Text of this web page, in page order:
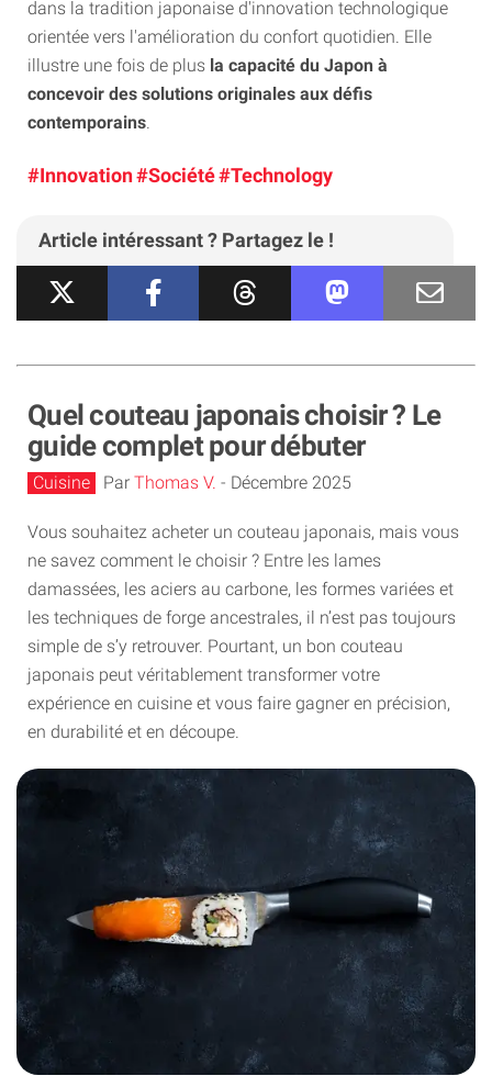
dans la tradition japonaise d'innovation technologique
orientée vers l'amélioration du confort quotidien. Elle
illustre une fois de plus la capacité du Japon à
concevoir des solutions originales aux défis
contemporains.
#Innovation#Société#Technology
Article intéressant ? Partagez le !
Quel couteau japonais choisir ? Le
guide complet pour débuter
Cuisine Par Thomas V. - Décembre 2025
Vous souhaitez acheter un couteau japonais, mais vous
ne savez comment le choisir ? Entre les lames
damassées, les aciers au carbone, les formes variées et
les techniques de forge ancestrales, il n’est pas toujours
simple de s’y retrouver. Pourtant, un bon couteau
japonais peut véritablement transformer votre
expérience en cuisine et vous faire gagner en précision,
en durabilité et en découpe.